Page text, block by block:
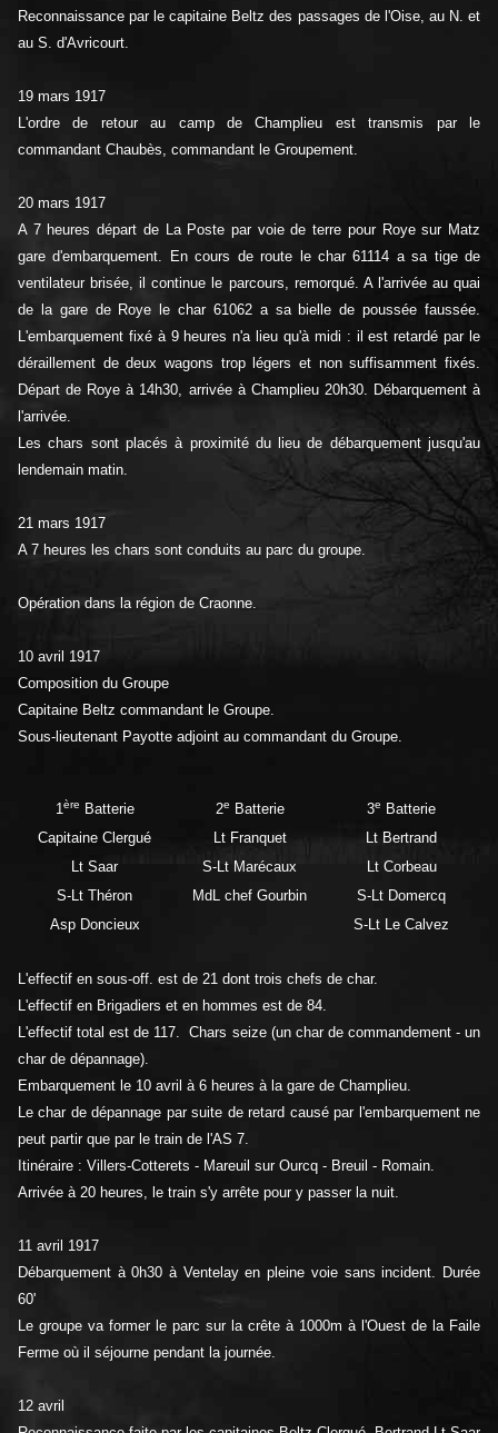
Reconnaissance par le capitaine Beltz des passages de l'Oise, au N. et
au S. d'Avricourt.
19 mars 1917
L'ordre de retour au camp de Champlieu est transmis par le
commandant Chaubès, commandant le Groupement.
20 mars 1917
A 7 heures départ de La Poste par voie de terre pour Roye sur Matz
gare d'embarquement. En cours de route le char 61114 a sa tige de
ventilateur brisée, il continue le parcours, remorqué. A l'arrivée au quai
de la gare de Roye le char 61062 a sa bielle de poussée faussée.
L'embarquement fixé à 9 heures n'a lieu qu'à midi : il est retardé par le
déraillement de deux wagons trop légers et non suffisamment fixés.
Départ de Roye à 14h30, arrivée à Champlieu 20h30. Débarquement à
l'arrivée.
Les chars sont placés à proximité du lieu de débarquement jusqu'au
lendemain matin.
21 mars 1917
A 7 heures les chars sont conduits au parc du groupe.
Opération dans la région de Craonne.
10 avril 1917
Composition du Groupe
Capitaine Beltz commandant le Groupe.
Sous-lieutenant Payotte adjoint au commandant du Groupe.
1ère Batterie 2e Batterie 3e
Batterie
Capitaine Clergué
Lt Franquet
Lt Bertrand
Lt Saar
S-Lt Marécaux Lt Corbeau
S-Lt Théron
MdL chef Gourbin
S-Lt Domercq
Asp Doncieux
S-Lt Le Calvez
L'effectif en sous-off. est de 21 dont trois chefs de char.
L'effectif en Brigadiers et en hommes est de 84.
L'effectif total est de 117. Chars seize (un char de commandement - un
char de dépannage).
Embarquement le 10 avril à 6 heures à la gare de Champlieu.
Le char de dépannage par suite de retard causé par l'embarquement ne
peut partir que par le train de l'AS 7.
Itinéraire : Villers-Cotterets - Mareuil sur Ourcq - Breuil - Romain.
Arrivée à 20 heures, le train s'y arrête pour y passer la nuit.
11 avril 1917
Débarquement à 0h30 à Ventelay en pleine voie sans incident. Durée
60'
Le groupe va former le parc sur la crête à 1000m à l'Ouest de la Faile
Ferme où il séjourne pendant la journée.
12 avril